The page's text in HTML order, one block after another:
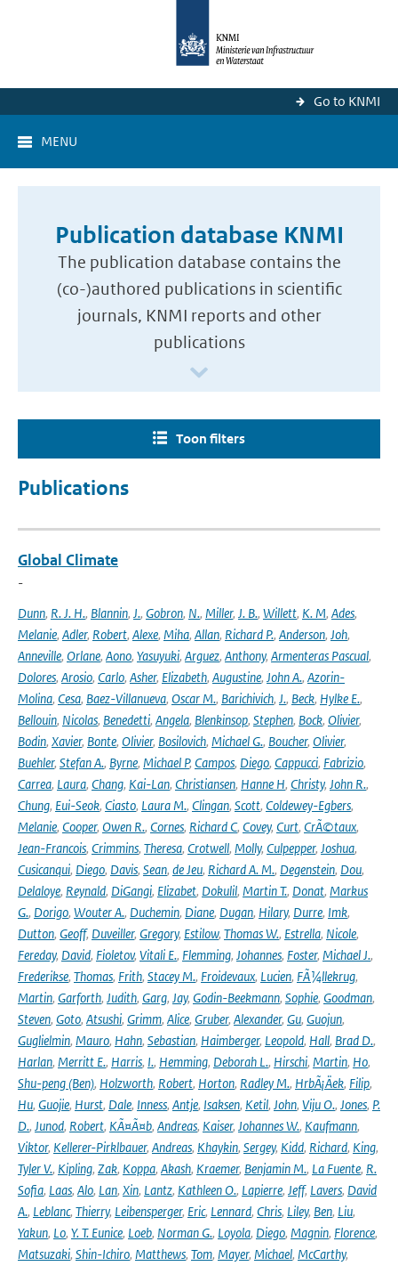
Go to KNMI
MENU
Publication database KNMI
The publication database contains the
(co-)authored publications in scientific
journals, KNMI reports and other
publications
Toon filters
Publications
Global Climate
-
Dunn, R. J. H., Blannin, J., Gobron, N., Miller, J. B., Willett, K. M, Ades,
Melanie, Adler, Robert, Alexe, Miha, Allan, Richard P., Anderson, Joh,
Anneville, Orlane, Aono, Yasuyuki, Arguez, Anthony, Armenteras Pascual,
Dolores, Arosio, Carlo, Asher, Elizabeth, Augustine, John A., Azorin-
Molina, Cesa, Baez-Villanueva, Oscar M., Barichivich, J., Beck, Hylke E.,
Bellouin, Nicolas, Benedetti, Angela, Blenkinsop, Stephen, Bock, Olivier,
Bodin, Xavier, Bonte, Olivier, Bosilovich, Michael G., Boucher, Olivier,
Buehler, Stefan A., Byrne, Michael P, Campos, Diego, Cappucci, Fabrizio,
Carrea, Laura, Chang, Kai-Lan, Christiansen, Hanne H, Christy, John R.,
Chung, Eui-Seok, Ciasto, Laura M., Clingan, Scott, Coldewey-Egbers,
Melanie, Cooper, Owen R., Cornes, Richard C, Covey, Curt, CrÃ©taux,
Jean-Francois, Crimmins, Theresa, Crotwell, Molly, Culpepper, Joshua,
Cusicanqui, Diego, Davis, Sean, de Jeu, Richard A. M., Degenstein, Dou,
Delaloye, Reynald, DiGangi, Elizabet, Dokulil, Martin T., Donat, Markus
G., Dorigo, Wouter A., Duchemin, Diane, Dugan, Hilary, Durre, Imk,
Dutton, Geoff, Duveiller, Gregory, Estilow, Thomas W., Estrella, Nicole,
Fereday, David, Fioletov, Vitali E., Flemming, Johannes, Foster, Michael J.,
Frederikse, Thomas, Frith, Stacey M., Froidevaux, Lucien, FÃ¼llekrug,
Martin, Garforth, Judith, Garg, Jay, Godin-Beekmann, Sophie, Goodman,
Steven, Goto, Atsushi, Grimm, Alice, Gruber, Alexander, Gu, Guojun,
Guglielmin, Mauro, Hahn, Sebastian, Haimberger, Leopold, Hall, Brad D.,
Harlan, Merritt E., Harris, I., Hemming, Deborah L., Hirschi, Martin, Ho,
Shu-peng (Ben), Holzworth, Robert, Horton, Radley M., HrbÃ¡Äek, Filip,
Hu, Guojie, Hurst, Dale, Inness, Antje, Isaksen, Ketil, John, Viju O., Jones, P.
D., Junod, Robert, KÃ¤Ã¤b, Andreas, Kaiser, Johannes W., Kaufmann,
Viktor, Kellerer-Pirklbauer, Andreas, Khaykin, Sergey, Kidd, Richard, King,
Tyler V., Kipling, Zak, Koppa, Akash, Kraemer, Benjamin M., La Fuente, R.
Sofia, Laas, Alo, Lan, Xin, Lantz, Kathleen O., Lapierre, Jeff, Lavers, David
A., Leblanc, Thierry, Leibensperger, Eric, Lennard, Chris, Liley, Ben, Liu,
Yakun, Lo, Y. T. Eunice, Loeb, Norman G., Loyola, Diego, Magnin, Florence,
Matsuzaki, Shin-Ichiro, Matthews, Tom, Mayer, Michael, McCarthy,